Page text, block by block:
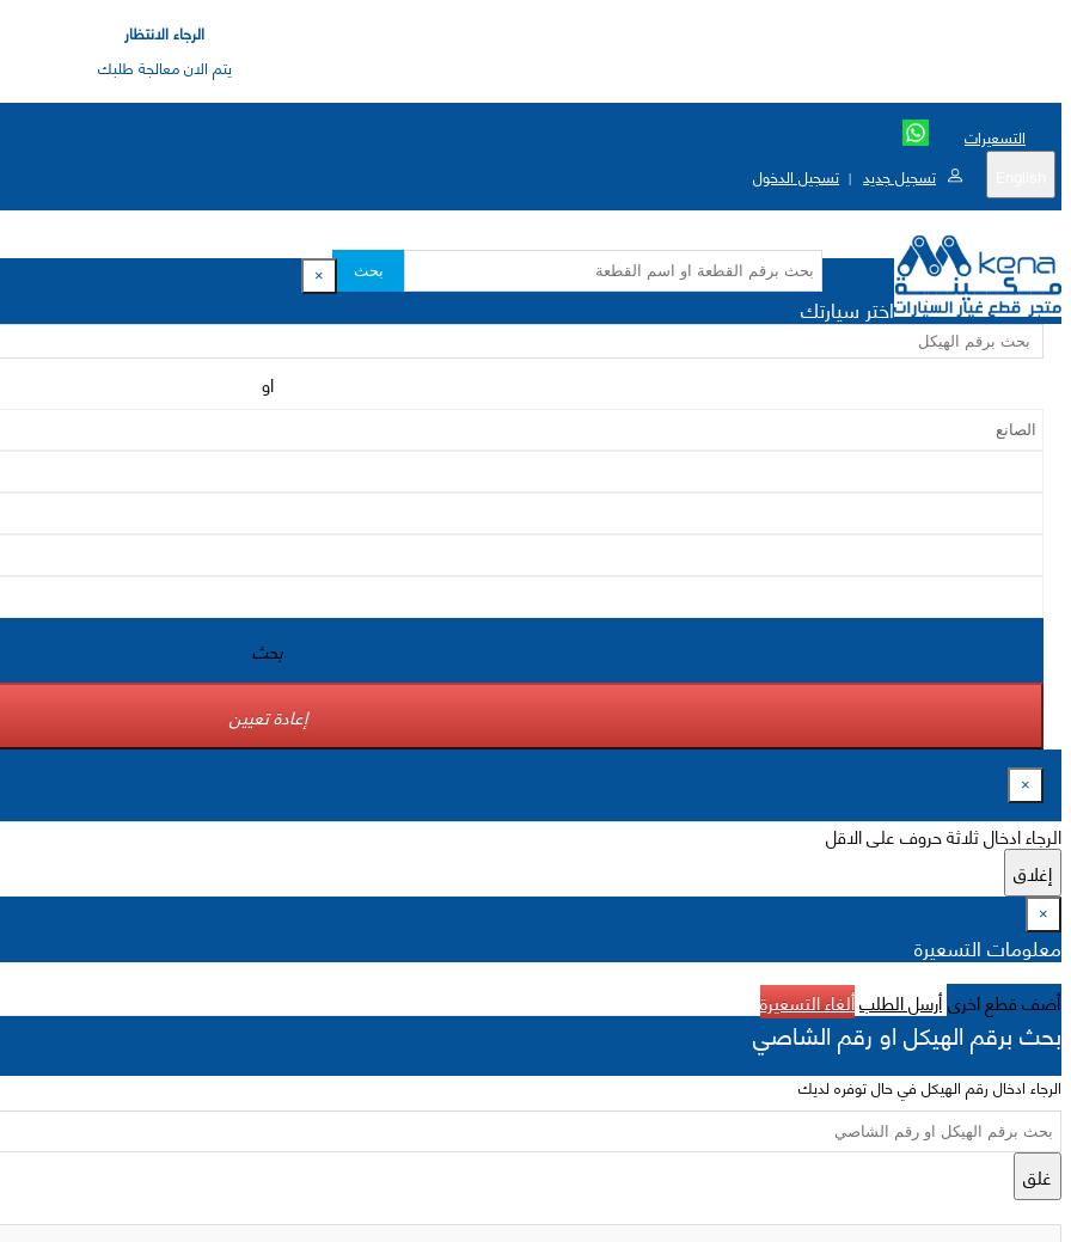
الرجاء الانتظار
يتم الان معالجة طلبك
التسعيرات
تسجيل جديد | تسجيل الدخول
بحث ×
اختر سيارتك
او
بحث
إعادة تعيين
×
الرجاء ادخال ثلاثة حروف على الاقل
إغلاق
×
معلومات التسعيرة
أضف قطع اخرىأرسل الطلبألغاء التسعيرة
بحث برقم الهيكل او رقم الشاصي
الرجاء ادخال رقم الهيكل في حال توفره لديك
غلق